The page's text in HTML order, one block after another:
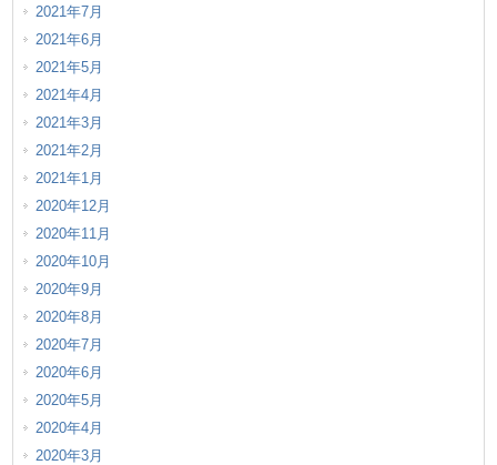
2021年7月
2021年6月
2021年5月
2021年4月
2021年3月
2021年2月
2021年1月
2020年12月
2020年11月
2020年10月
2020年9月
2020年8月
2020年7月
2020年6月
2020年5月
2020年4月
2020年3月